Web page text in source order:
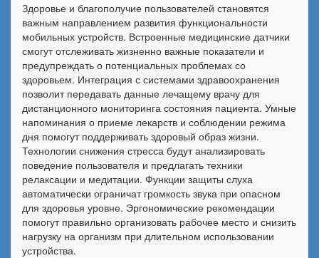
Здоровье и благополучие пользователей становятся
важным направлением развития функциональности
мобильных устройств. Встроенные медицинские датчики
смогут отслеживать жизненно важные показатели и
предупреждать о потенциальных проблемах со
здоровьем. Интеграция с системами здравоохранения
позволит передавать данные лечащему врачу для
дистанционного мониторинга состояния пациента. Умные
напоминания о приеме лекарств и соблюдении режима
дня помогут поддерживать здоровый образ жизни.
Технологии снижения стресса будут анализировать
поведение пользователя и предлагать техники
релаксации и медитации. Функции защиты слуха
автоматически ограничат громкость звука при опасном
для здоровья уровне. Эргономические рекомендации
помогут правильно организовать рабочее место и снизить
нагрузку на организм при длительном использовании
устройства.